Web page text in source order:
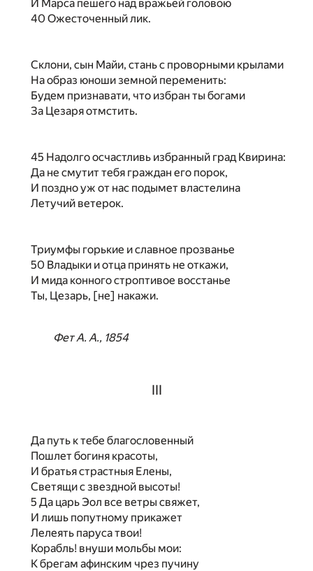
И Марса пешего над вражьей головою
40 Ожесточенный лик.
Склони, сын Майи, стань с проворными крылами
На образ юноши земной переменить:
Будем признавати, что избран ты богами
За Цезаря отмстить.
45 Надолго осчастливь избранный град Квирина:
Да не смутит тебя граждан его порок,
И поздно уж от нас подымет властелина
Летучий ветерок.
Триумфы горькие и славное прозванье
50 Владыки и отца принять не откажи,
И мида конного строптивое восстанье
Ты, Цезарь, [не] накажи.
Фет А. А., 1854
III
Да путь к тебе благословенный
Пошлет богиня красоты,
И братья страстныя Елены,
Светящи с звездной высоты!
5 Да царь Эол все ветры свяжет,
И лишь попутному прикажет
Лелеять паруса твои!
Корабль! внуши мольбы мои:
К брегам афинским чрез пучину